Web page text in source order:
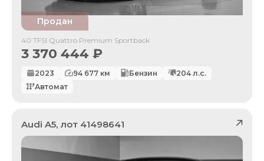
Продан
40 TFSI Quattro Premium Sportback
3 370 444 ₽
2023 94 677 км Бензин 204 л.с.
Автомат
Audi A5, лот 41498641